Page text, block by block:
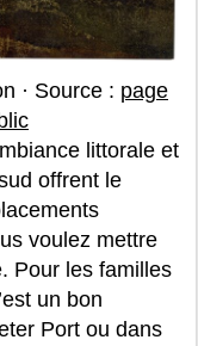
· Source : page
littorale et
offrent le
voulez mettre
Pour les familles
un bon
Port ou dans